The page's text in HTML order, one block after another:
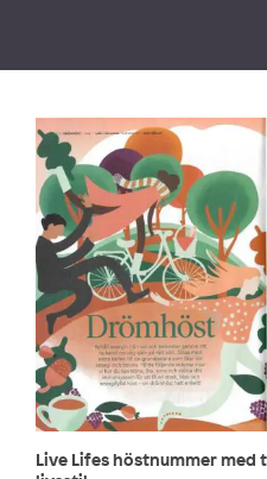
Live Lifes höstnummer med